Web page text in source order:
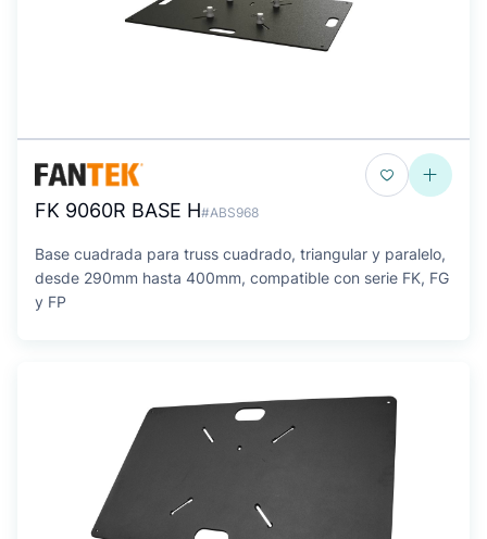
FK 9060R BASE H#ABS968
Base cuadrada para truss cuadrado, triangular y paralelo,
desde 290mm hasta 400mm, compatible con serie FK, FG
y FP